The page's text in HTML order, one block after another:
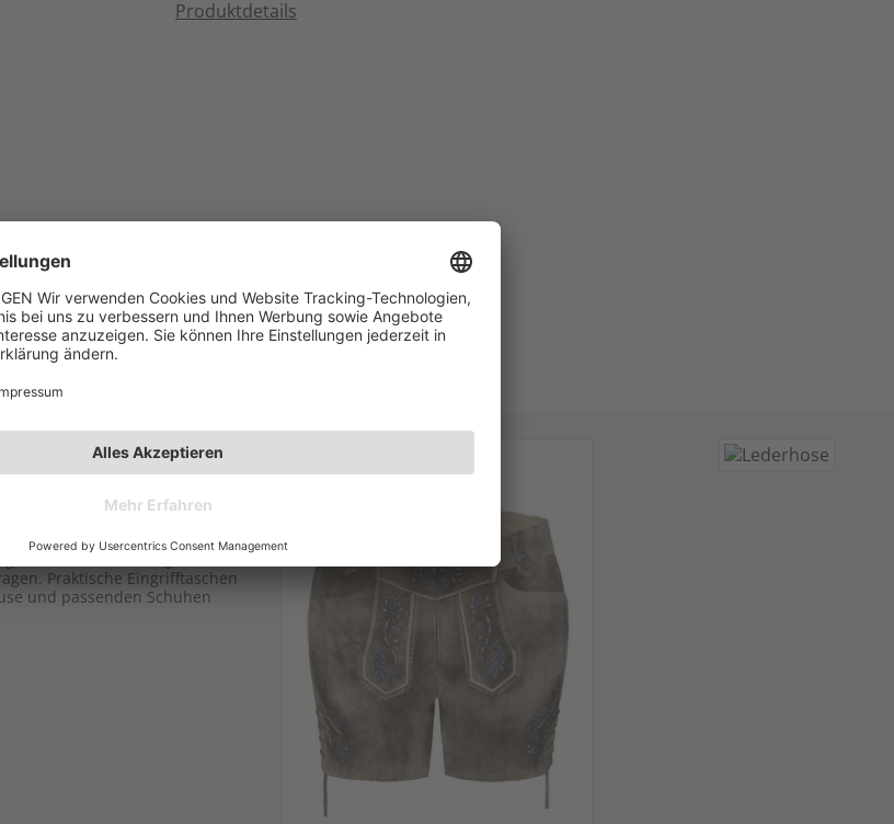
Produktdetails
Für das zünftige Design
modern. Mit ihrer
und das reine Ziegenleder ist
Praktische Eingrifftaschen
und passenden Schuhen